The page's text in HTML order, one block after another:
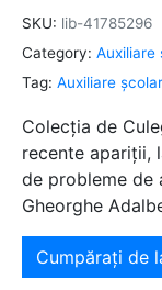
SKU: lib-41785296
Category: Auxiliare
Tag: Auxiliare
Colecția de
recente apariții,
de probleme de
Gheorghe
Cumpărați de